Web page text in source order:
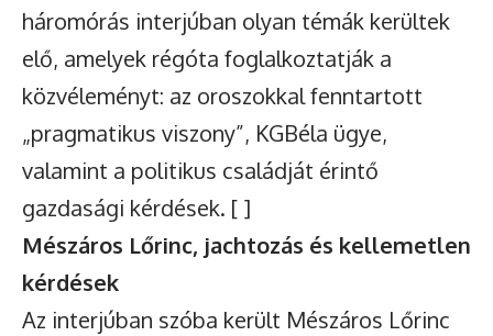
háromórás interjúban olyan témák kerültek
elő, amelyek régóta foglalkoztatják a
közvéleményt: az oroszokkal fenntartott
„pragmatikus viszony”, KGBéla ügye,
valamint a politikus családját érintő
gazdasági kérdések. [ ]
Mészáros Lőrinc, jachtozás és kellemetlen
kérdések
Az interjúban szóba került Mészáros Lőrinc